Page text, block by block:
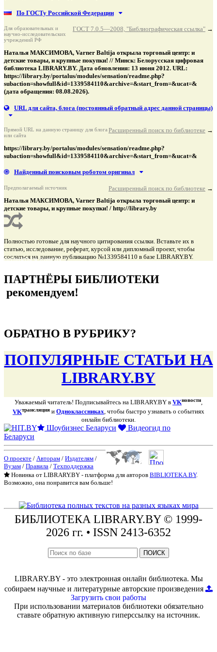
По ГОСТу Российской Федерации
ГОСТ 7.0.5—2008, "Библиографическая ссылка" →
Для образовательных и
научно-исследовательских
учреждений РФ
Наталья МАКСИМОВА, Varner Baltija открыла торговый центр: и
детские товары, и крупные покупки! // Минск: Белорусская цифровая
библиотека LIBRARY.BY. Дата обновления: 13 июня 2012. URL:
https://library.by/portalus/modules/sensation/readme.php?
subaction=showfull&id=1339584110&archive=&start_from=&ucat=&
(дата обращения: 08.08.2026).
URL для сайта, блога (постоянный обратный адрес данной страницы)
Расширенный поиск по библиотеке →
Прямой URL на данную страницу для блога
или сайта
https://library.by/portalus/modules/sensation/readme.php?
subaction=showfull&id=1339584110&archive=&start_from=&ucat=&
Найденный поисковым роботом оригинал
Расширенный поиск по библиотеке →
Предполагаемый источник
Наталья МАКСИМОВА, Varner Baltija открыла торговый центр: и
детские товары, и крупные покупки! / http://library.by
Полностью готовые для научного цитирования ссылки. Вставьте их в
статью, исследование, реферат, курсой или дипломный проект, чтобы
сослаться на данную публикацию №1339584110 в базе LIBRARY.BY.
подняться наверх ↑
ПАРТНЁРЫ БИБЛИОТЕКИ
рекомендуем!
ОБРАТНО В РУБРИКУ?
ПОПУЛЯРНЫЕ СТАТЬИ НА
LIBRARY.BY
Уважаемый читатель! Подписывайтесь на LIBRARY.BY в VKновости,
VKтрансляция и Одноклассниках, чтобы быстро узнавать о событиях
онлайн библиотеки.
Шоубизнес Беларуси
Видеогид по
Беларуси
О проекте / Авторам / Издателям /
Вузам / Правила / Техподдержка
Новинка от LIBRARY.BY - платформа для авторов BIBLIOTEKA.BY.
Возможно, она понравится вам больше!
БИБЛИОТЕКА LIBRARY.BY © 1999-
2026 гг. • ISSN 2413-6352
ПОИСК
LIBRARY.BY - это электронная онлайн библиотека. Мы
собираем научные и литературные авторские произведения
Загрузить свои работы
При использовании материалов библиотеки обязательно
ставьте обратную активную гиперссылку на источник.